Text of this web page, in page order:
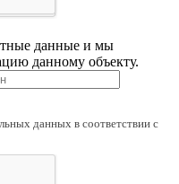
данные и мы
данному объекту.
данных в соответствии с